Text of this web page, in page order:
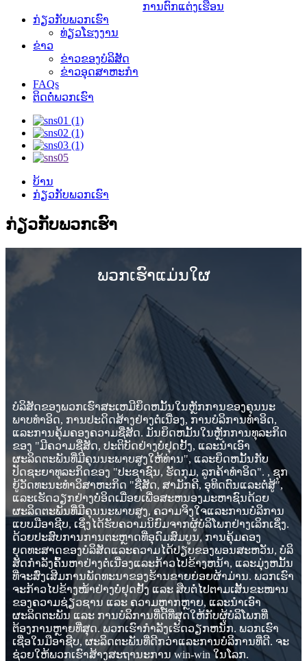
ການຕົກແຕ່ງເຮືອນ
ກ່ຽວກັບພວກເຮົາ
ທ່ຽວໂຮງງານ
ຂ່າວ
ຂ່າວຂອງບໍລິສັດ
ຂ່າວອຸດສາຫະກໍາ
FAQs
ຕິດຕໍ່ພວກເຮົາ
ບ້ານ
ກ່ຽວກັບພວກເຮົາ
ກ່ຽວກັບພວກເຮົາ
ພວກເຮົາແມ່ນໃຜ
ບໍລິສັດຂອງພວກເຮົາສະເຫມີຍຶດຫມັ້ນໃນຫຼັກການຂອງຄຸນນະ
ພາບທໍາອິດ, ການປະດິດສ້າງຢ່າງຕໍ່ເນື່ອງ, ການບໍລິການທໍາອິດ,
ແລະການຄຸ້ມຄອງຄວາມຊື່ສັດ. ມັນຍຶດຫມັ້ນໃນຫຼັກການທຸລະກິດ
ຂອງ "ມີຄວາມຊື່ສັດ, ປະຕິບັດຢ່າງບໍ່ຢຸດຢັ້ງ, ແລະນໍາເອົາ
ຜະລິດຕະພັນທີ່ມີຄຸນນະພາບສູງໃຫ້ທ່ານ", ແລະຍຶດຫມັ້ນກັບ
ປັດຊະຍາທຸລະກິດຂອງ "ປະຊາຊົນ, ຮັດກຸມ, ລູກຄ້າທໍາອິດ". , ຊຸກ
ຍູ້ວັດທະນະທໍາວິສາຫະກິດ "ຊື່ສັດ, ສາມັກຄີ, ອຸທິດຕົນແລະຕໍ່ສູ້",
ແລະເຮັດວຽກຢ່າງບໍ່ອິດເມື່ອຍເພື່ອສະຫນອງມະຫາຊົນດ້ວຍ
ຜະລິດຕະພັນທີ່ມີຄຸນນະພາບສູງ, ຄວາມຈິງໃຈແລະການບໍລິການ
ແບບມືອາຊີບ, ເຊິ່ງໄດ້ຮັບຄວາມນິຍົມຈາກຜູ້ບໍລິໂພກຢ່າງເລິກເຊິ່ງ.
ດ້ວຍປະສົບການການຕະຫຼາດທີ່ອຸດົມສົມບູນ, ການຄຸ້ມຄອງ
ຍຸດທະສາດຂອງບໍລິສັດແລະຄວາມໄດ້ປຽບຂອງພອນສະຫວັນ, ບໍລິ
ສັດກໍາລັງຄົ້ນຫາຢ່າງຕໍ່ເນື່ອງແລະກ້າວໄປຂ້າງຫນ້າ, ແລະມຸ່ງຫມັ້ນ
ທີ່ຈະສົ່ງເສີມການພັດທະນາຂອງຮ້ານຂາຍຍ່ອຍຜ້າມ່ານ. ພວກເຮົາ
ຈະກ້າວໄປຂ້າງໜ້າຢ່າງບໍ່ຢຸດຢັ້ງ ແລະ ສືບຕໍ່ໄປຕາມເສັ້ນຂະໜານ
ຂອງຄວາມຊ່ຽວຊານ ແລະ ຄວາມຫຼາກຫຼາຍ, ແລະນຳເອົາ
ຜະລິດຕະພັນ ແລະ ການບໍລິການທີ່ດີທີ່ສຸດໃຫ້ກັບຜູ້ບໍລິໂພກທີ່
ຕ້ອງການຫຼາຍທີ່ສຸດ. ພວກເຮົາກໍາລັງເຮັດວຽກຫນັກ. ພວກເຮົາ
ເຊື່ອໃນມືອາຊີບ, ຜະລິດຕະພັນທີ່ດີກວ່າແລະການບໍລິການທີ່ດີ. ຈະ
ຊ່ວຍໃຫ້ພວກເຮົາສ້າງສະຖານະການ win-win ໃນໂລກ.